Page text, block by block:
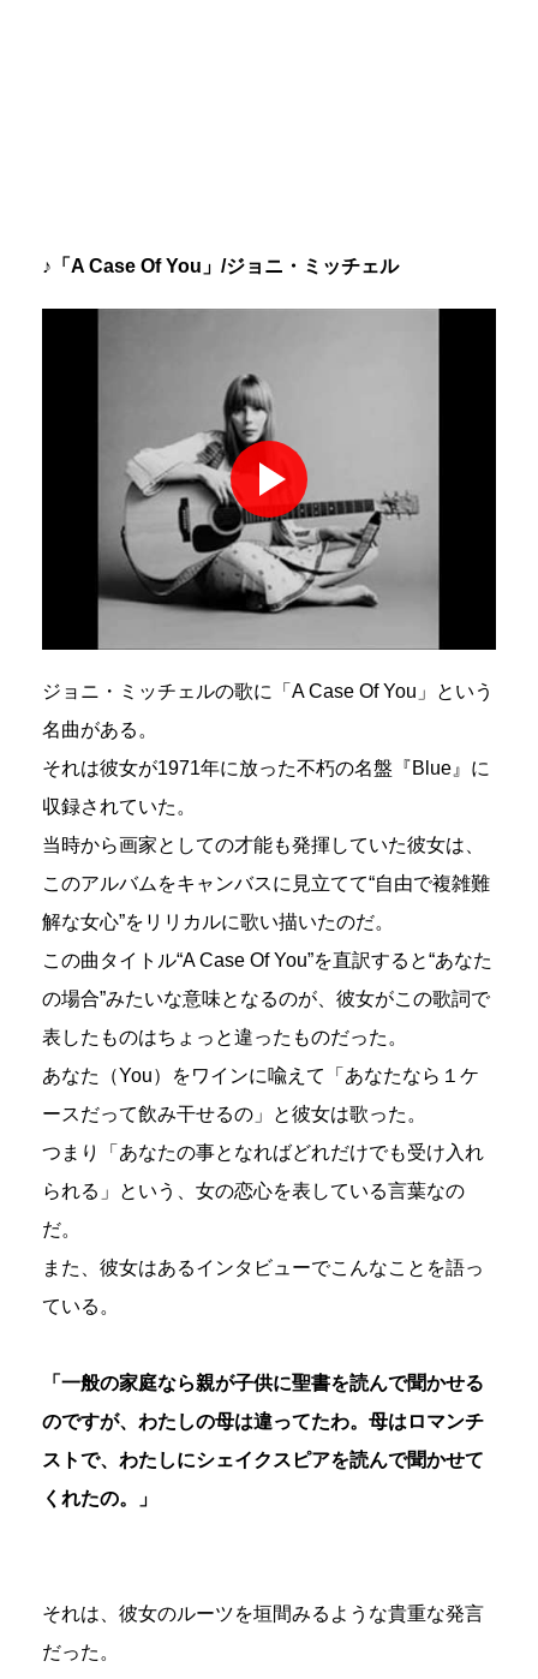
♪「A Case Of You」/ジョニ・ミッチェル
ジョニ・ミッチェルの歌に「A Case Of You」という
名曲がある。
それは彼女が1971年に放った不朽の名盤『Blue』に
収録されていた。
当時から画家としての才能も発揮していた彼女は、
このアルバムをキャンバスに見立てて“自由で複雑難
解な女心”をリリカルに歌い描いたのだ。
この曲タイトル“A Case Of You”を直訳すると“あなた
の場合”みたいな意味となるのが、彼女がこの歌詞で
表したものはちょっと違ったものだった。
あなた（You）をワインに喩えて「あなたなら１ケ
ースだって飲み干せるの」と彼女は歌った。
つまり「あなたの事となればどれだけでも受け入れ
られる」という、女の恋心を表している言葉なの
だ。
また、彼女はあるインタビューでこんなことを語っ
ている。
「一般の家庭なら親が子供に聖書を読んで聞かせる
のですが、わたしの母は違ってたわ。母はロマンチ
ストで、わたしにシェイクスピアを読んで聞かせて
くれたの。」
それは、彼女のルーツを垣間みるような貴重な発言
だった。